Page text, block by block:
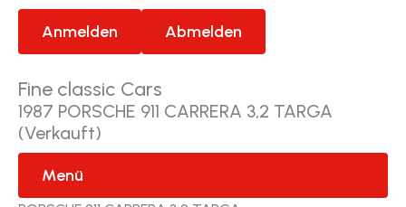
Fine classic Cars
1987 PORSCHE 911 CARRERA 3,2 TARGA
(Verkauft)
Menü